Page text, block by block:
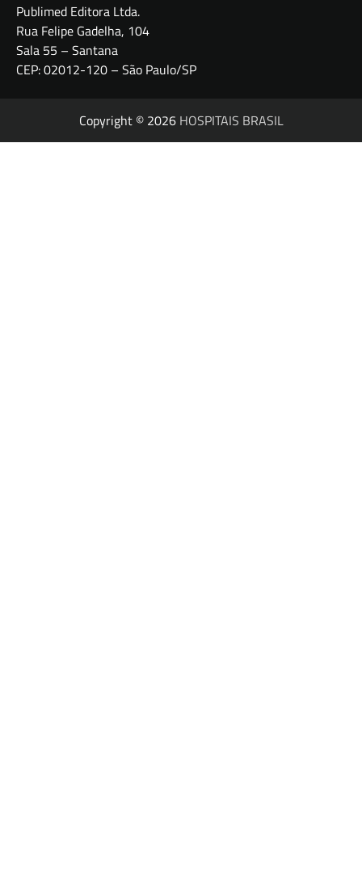
Publimed Editora Ltda.
Rua Felipe Gadelha, 104
Sala 55 – Santana
CEP: 02012-120 – São Paulo/SP
Copyright © 2026 HOSPITAIS BRASIL